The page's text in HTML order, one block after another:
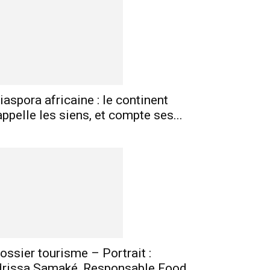
Telegram
africaine : le continent
les siens, et compte ses...
tourisme – Portrait :